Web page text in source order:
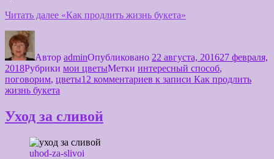
Читать далее «Как продлить жизнь букета»
Автор adminОпубликовано 22 августа, 201627 февраля,
2018Рубрики мои цветыМетки интересный способ,
поговорим, цветы12 комментариев к записи Как продлить
жизнь букета
Уход за сливой
uhod-za-slivoi